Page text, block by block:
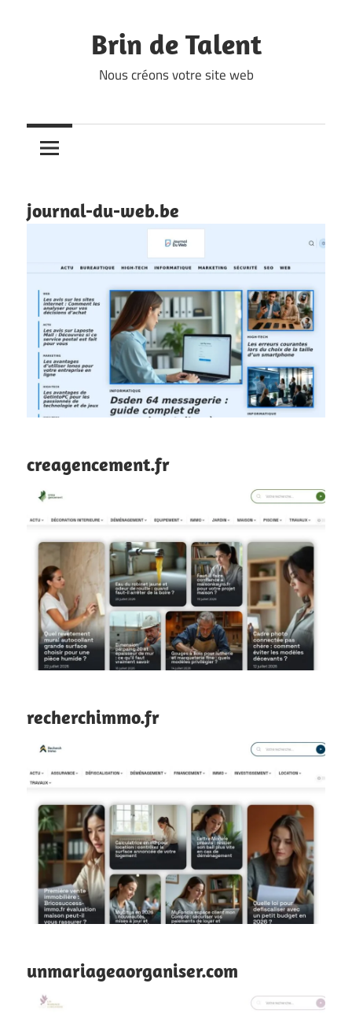
Brin de Talent
Nous créons votre site web
journal-du-web.be
creagencement.fr
recherchimmo.fr
unmariageaorganiser.com